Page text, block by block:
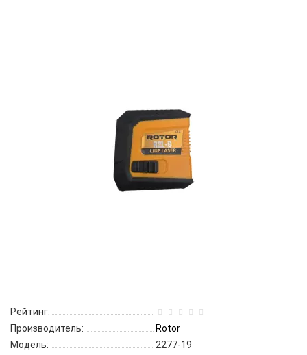
Рейтинг:
Производитель:
Rotor
Модель:
2277-19